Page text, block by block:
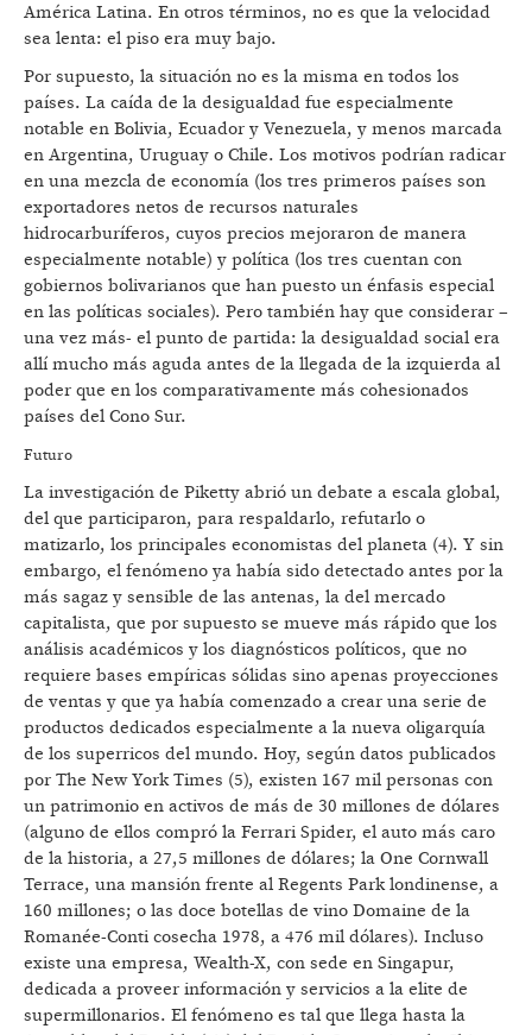
América Latina. En otros términos, no es que la velocidad
sea lenta: el piso era muy bajo.
Por supuesto, la situación no es la misma en todos los
países. La caída de la desigualdad fue especialmente
notable en Bolivia, Ecuador y Venezuela, y menos marcada
en Argentina, Uruguay o Chile. Los motivos podrían radicar
en una mezcla de economía (los tres primeros países son
exportadores netos de recursos naturales
hidrocarburíferos, cuyos precios mejoraron de manera
especialmente notable) y política (los tres cuentan con
gobiernos bolivarianos que han puesto un énfasis especial
en las políticas sociales). Pero también hay que considerar –
una vez más- el punto de partida: la desigualdad social era
allí mucho más aguda antes de la llegada de la izquierda al
poder que en los comparativamente más cohesionados
países del Cono Sur.
Futuro
La investigación de Piketty abrió un debate a escala global,
del que participaron, para respaldarlo, refutarlo o
matizarlo, los principales economistas del planeta (4). Y sin
embargo, el fenómeno ya había sido detectado antes por la
más sagaz y sensible de las antenas, la del mercado
capitalista, que por supuesto se mueve más rápido que los
análisis académicos y los diagnósticos políticos, que no
requiere bases empíricas sólidas sino apenas proyecciones
de ventas y que ya había comenzado a crear una serie de
productos dedicados especialmente a la nueva oligarquía
de los superricos del mundo. Hoy, según datos publicados
por The New York Times (5), existen 167 mil personas con
un patrimonio en activos de más de 30 millones de dólares
(alguno de ellos compró la Ferrari Spider, el auto más caro
de la historia, a 27,5 millones de dólares; la One Cornwall
Terrace, una mansión frente al Regents Park londinense, a
160 millones; o las doce botellas de vino Domaine de la
Romanée-Conti cosecha 1978, a 476 mil dólares). Incluso
existe una empresa, Wealth-X, con sede en Singapur,
dedicada a proveer información y servicios a la elite de
supermillonarios. El fenómeno es tal que llega hasta la